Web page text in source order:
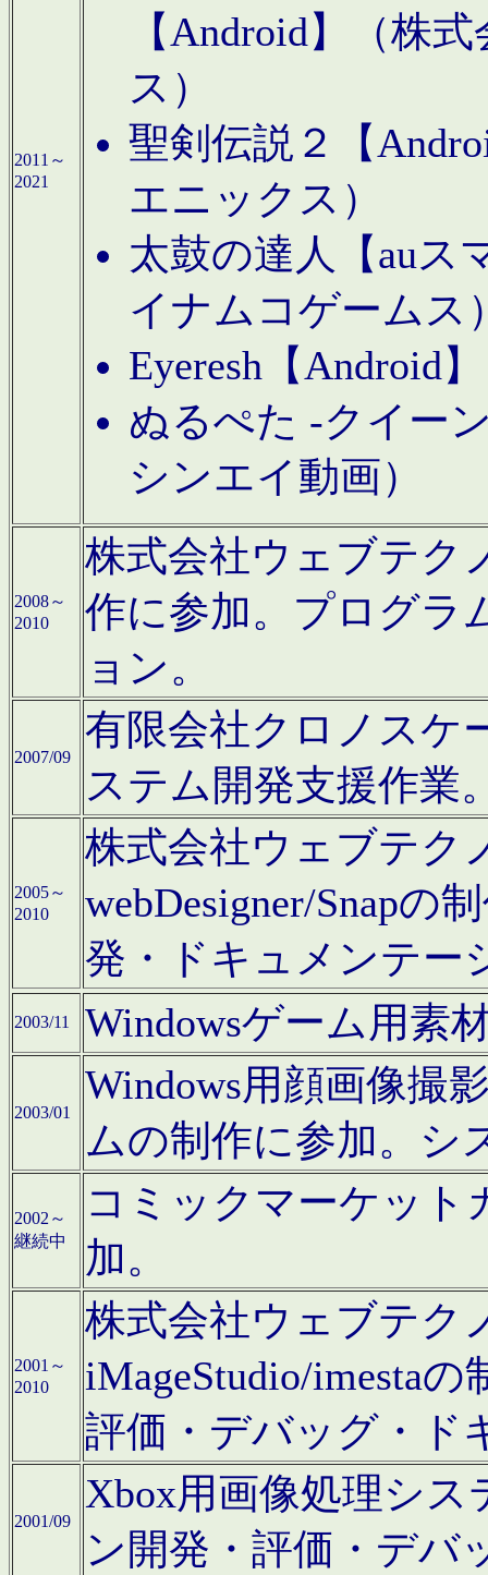
2011～
2021
【Android】（株
ス）
聖剣伝説２【
エニックス）
太鼓の達人【auス
イナムコゲームス
Eyeresh【Android
ぬるぺた -クイー
シンエイ動画）
2008～
2010
株式会社ウェブテク
作に参加。プログラ
ョン。
2007/09
有限会社クロノスケ
ステム開発支援作業
2005～
2010
株式会社ウェブテク
webDesigner/Snapの
発・ドキュメンテー
2003/11 Windowsゲーム用素
2003/01
Windows用顔画像撮
ムの制作に参加。シ
2002～
継続中
コミックマーケット
加。
2001～
2010
株式会社ウェブテク
iMageStudio/imesta
評価・デバッグ・ド
2001/09
Xbox用画像処理シ
ン開発・評価・デバ